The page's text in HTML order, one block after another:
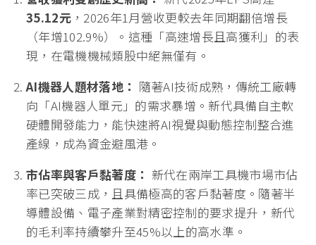
新代（7750）主要業務：工廠的「智慧小腦」
新代科技成立於1995年，是亞洲領先的精密裝置控制
軟硬體供應商。如果說工具機是「肌肉」，那麼新
代的控制器就是「大腦與神經系統」。
核心產品：CNC控制器、伺服驅動器、伺服馬達，
廣泛應用於車床、銑床、木工機及雷射加工。
一站式佈局：透過旗下子公司 聯達智能
（Leantec）與正鉑雷射（Jumbo），新代成功
從單一組件供應商，轉型為「單機智慧、單元自動
化、智慧工廠」的完整解決方案提供者。